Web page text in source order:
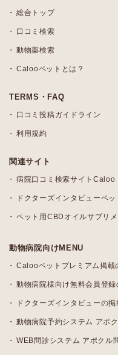
総合トップ
口コミ検索
動物薬検索
Calooペットとは？
TERMS・FAQ
口コミ投稿ガイドライン
利用規約
関連サイト
病院口コミ検索サイトCaloo
ドクターズインタビューペッ
ペット用CBDオイルサプリ
動物病院向けMENU
Calooペットプレミアム掲載
動物病院様向け無料会員登録
ドクターズインタビューの
動物病院予約システム アポ
WEB問診システム アポクル